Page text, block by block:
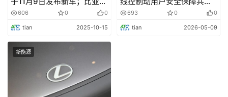
红旗品牌在缅甸第一大城市仰光举办红旗HS5、H5双
车上市发布会。凭借极致的东方美学与领先的智能化配置，
两款明星车型的到来不仅丰富了当地消费者的购车选择，更
进一步夯实了红旗品牌在缅甸豪华汽车市场的领军地位。
追觅首款“火箭车”正式亮相
或将在西班牙建欧洲第三家
工厂
606 0 0
tian 2025-10-15
准则》联合发布，
ClearMotion全主动悬架，
量产布局再添新绩
693 0 0
tian 2026-05-09
新能源